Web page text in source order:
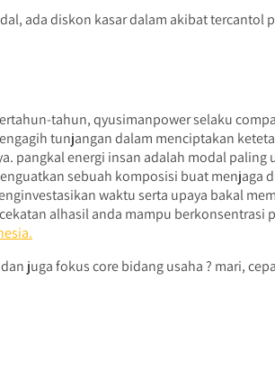
ada diskon kasar dalam akibat tercantol
tahun, qyusimanpower selaku
tunjangan dalam menciptakan
pangkal energi insan adalah modal
sebuah komposisi buat
waktu serta upaya bakal
alhasil anda mampu
juga fokus core bidang usaha ? mari,